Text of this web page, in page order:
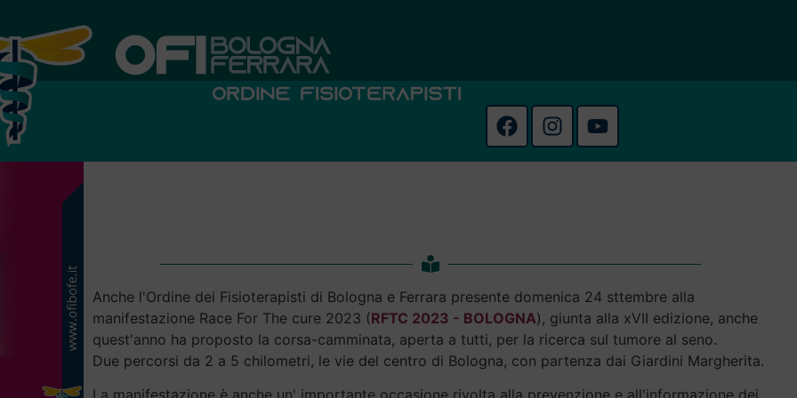
Anche l'Ordine dei Fisioterapisti di Bologna e Ferrara presente domenica 24 sttembre alla
manifestazione Race For The cure 2023 (RFTC 2023 - BOLOGNA), giunta alla xVII edizione, anche
quest'anno ha proposto la corsa-camminata, aperta a tutti, per la ricerca sul tumore al seno.
Due percorsi da 2 a 5 chilometri, le vie del centro di Bologna, con partenza dai Giardini Margherita.